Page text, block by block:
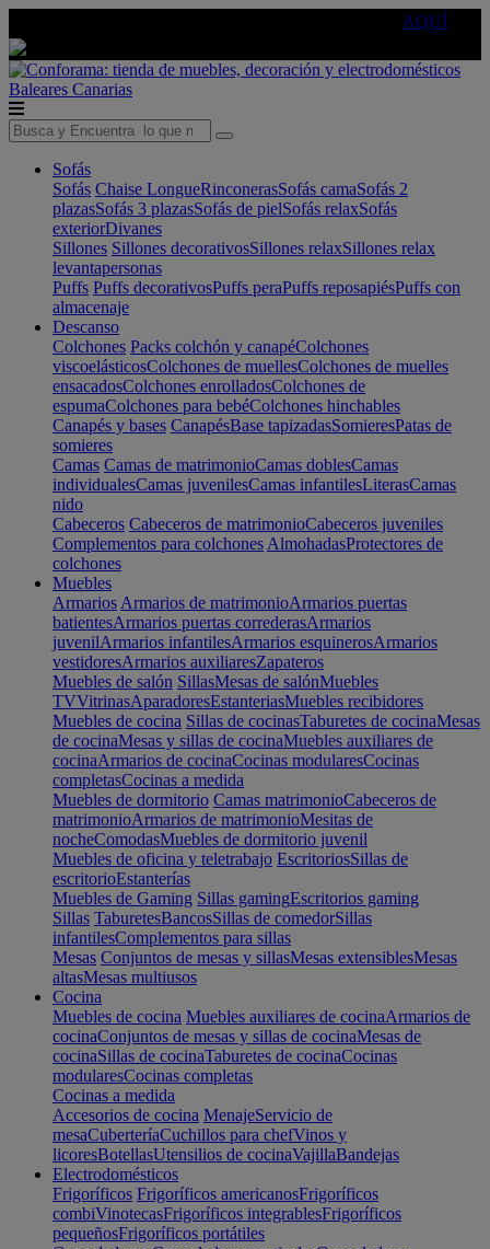
AQUÍ
Baleares Canarias
Sofás
Sofás Chaise LongueRinconerasSofás camaSofás 2
plazasSofás 3 plazasSofás de pielSofás relaxSofás
exteriorDivanes
Sillones Sillones decorativosSillones relaxSillones relax
levantapersonas
Puffs Puffs decorativosPuffs peraPuffs reposapiésPuffs con
almacenaje
Descanso
Colchones Packs colchón y canapéColchones
viscoelásticosColchones de muellesColchones de muelles
ensacadosColchones enrolladosColchones de
espumaColchones para bebéColchones hinchables
Canapés y bases CanapésBase tapizadasSomieresPatas de
somieres
Camas Camas de matrimonioCamas doblesCamas
individualesCamas juvenilesCamas infantilesLiterasCamas
nido
Cabeceros Cabeceros de matrimonioCabeceros juveniles
Complementos para colchones AlmohadasProtectores de
colchones
Muebles
Armarios Armarios de matrimonioArmarios puertas
batientesArmarios puertas correderasArmarios
juvenilArmarios infantilesArmarios esquinerosArmarios
vestidoresArmarios auxiliaresZapateros
Muebles de salón SillasMesas de salónMuebles
TVVitrinasAparadoresEstanteriasMuebles recibidores
Muebles de cocina Sillas de cocinasTaburetes de cocinaMesas
de cocinaMesas y sillas de cocinaMuebles auxiliares de
cocinaArmarios de cocinaCocinas modularesCocinas
completasCocinas a medida
Muebles de dormitorio Camas matrimonioCabeceros de
matrimonioArmarios de matrimonioMesitas de
nocheComodasMuebles de dormitorio juvenil
Muebles de oficina y teletrabajo EscritoriosSillas de
escritorioEstanterías
Muebles de Gaming Sillas gamingEscritorios gaming
Sillas TaburetesBancosSillas de comedorSillas
infantilesComplementos para sillas
Mesas Conjuntos de mesas y sillasMesas extensiblesMesas
altasMesas multiusos
Cocina
Muebles de cocina Muebles auxiliares de cocinaArmarios de
cocinaConjuntos de mesas y sillas de cocinaMesas de
cocinaSillas de cocinaTaburetes de cocinaCocinas
modularesCocinas completas
Cocinas a medida
Accesorios de cocina MenajeServicio de
mesaCuberteríaCuchillos para chefVinos y
licoresBotellasUtensilios de cocinaVajillaBandejas
Electrodomésticos
Frigoríficos Frigoríficos americanosFrigoríficos
combiVinotecasFrigoríficos integrablesFrigoríficos
pequeñosFrigoríficos portátiles